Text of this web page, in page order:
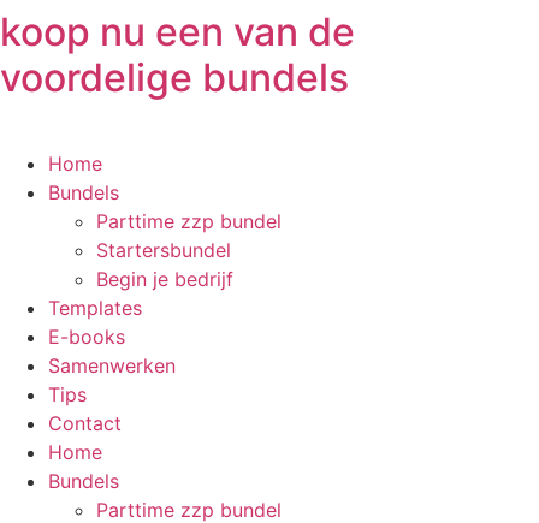
Ga
naar
de
inhoud
koop nu een van de
voordelige bundels
Home
Bundels
Parttime zzp bundel
Startersbundel
Begin je bedrijf
Templates
E-books
Samenwerken
Tips
Contact
Home
Bundels
Parttime zzp bundel